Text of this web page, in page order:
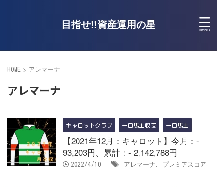
目指せ!!資産運用の星
HOME > アレマーナ
アレマーナ
キャロットクラブ 一口馬主収支 一口馬主
【2021年12月：キャロット】今月：-
93,203円、累計：- 2,142,788円
2022/4/10 アレマーナ, プレミアスコア